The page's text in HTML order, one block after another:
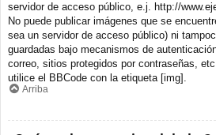
servidor de acceso público, e.j. http://
No puede publicar imágenes que se
sea un servidor de acceso público) ni
guardadas bajo mecanismos de
correo, sitios protegidos por contraseñas,
utilice el BBCode con la etiqueta [img].
Arriba